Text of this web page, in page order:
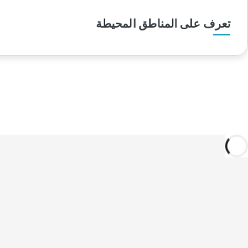
تعرف على المناطق المحيطة